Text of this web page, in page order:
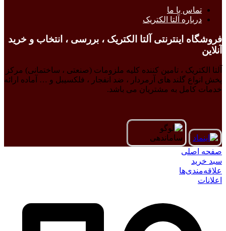
تماس با ما
درباره آلتا الکتریک
فروشگاه اینترنتی آلتا الکتریک ، بررسی ، انتخاب و خرید
آنلاین
آلتا الکتریک ، تامین کننده کلیه ملزومات (صنعتی ، ساختمانی) مرکز
پخش انواع گلند های آرمردار ، ضد انفجار ، فلکسیبل و … آماده ارائه
خدمات کامل به مشتریان می باشد.
صفحه اصلی
سبد خرید
علاقه‌مندی‌ها
اعلانات